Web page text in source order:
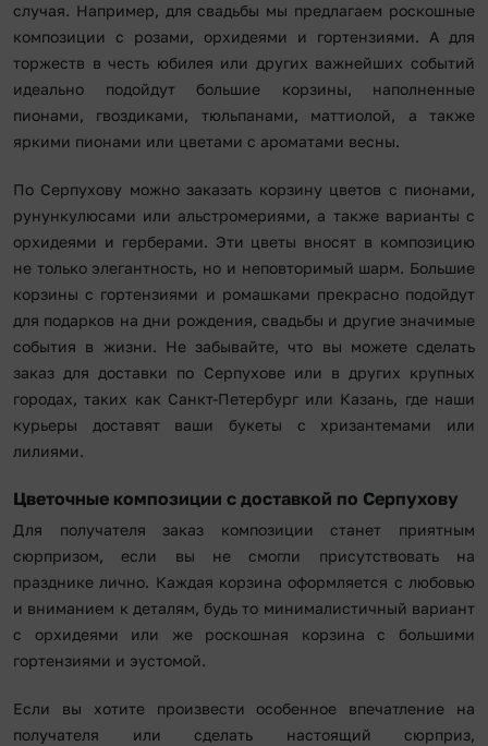
случая. Например, для свадьбы мы предлагаем роскошные
композиции с розами, орхидеями и гортензиями. А для
торжеств в честь юбилея или других важнейших событий
идеально подойдут большие корзины, наполненные
пионами, гвоздиками, тюльпанами, маттиолой, а также
яркими пионами или цветами с ароматами весны.
По Серпухову можно заказать корзину цветов с пионами,
рунункулюсами или альстромериями, а также варианты с
орхидеями и герберами. Эти цветы вносят в композицию
не только элегантность, но и неповторимый шарм. Большие
корзины с гортензиями и ромашками прекрасно подойдут
для подарков на дни рождения, свадьбы и другие значимые
события в жизни. Не забывайте, что вы можете сделать
заказ для доставки по Серпухове или в других крупных
городах, таких как Санкт-Петербург или Казань, где наши
курьеры доставят ваши букеты с хризантемами или
лилиями.
Цветочные композиции с доставкой по Серпухову
Для получателя заказ композиции станет приятным
сюрпризом, если вы не смогли присутствовать на
празднике лично. Каждая корзина оформляется с любовью
и вниманием к деталям, будь то минималистичный вариант
с орхидеями или же роскошная корзина с большими
гортензиями и эустомой.
Если вы хотите произвести особенное впечатление на
получателя или сделать настоящий сюрприз,